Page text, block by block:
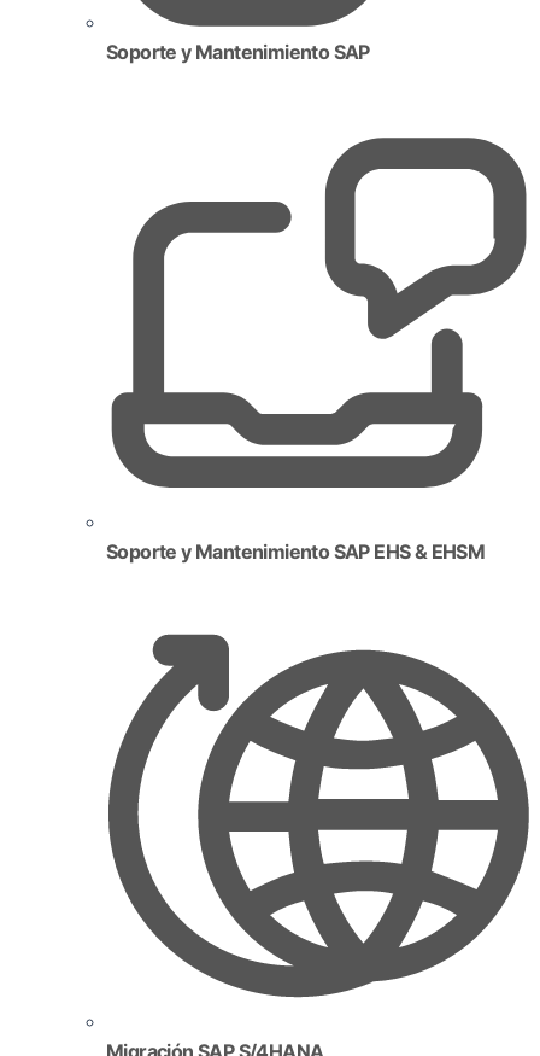
Soporte y Mantenimiento SAP
Soporte y Mantenimiento SAP EHS & EHSM
Migración SAP S/4HANA